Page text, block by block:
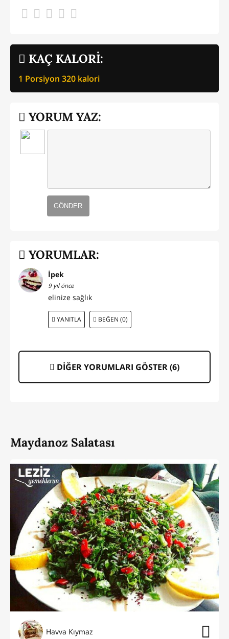
KAÇ KALORİ:
1 Porsiyon 320 kalori
YORUM YAZ:
GÖNDER
YORUMLAR:
İpek
9 yıl önce
elinize sağlık
YANITLA BEĞEN (0)
DİĞER YORUMLARI GÖSTER (6)
Maydanoz Salatası
Havva Kıymaz